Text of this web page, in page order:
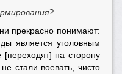
прекрасно понимают:
является уголовным
на сторону
стали воевать, чисто